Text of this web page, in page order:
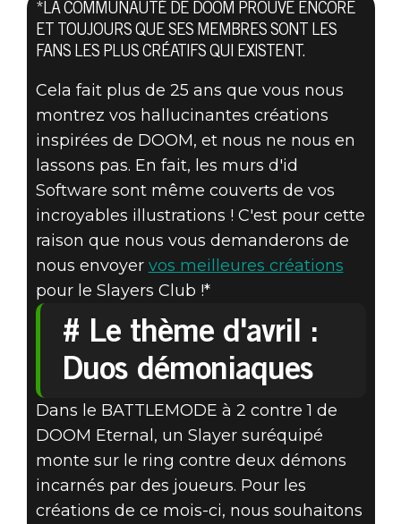
DOOM® Eternal
01 avril 2020
PROPOSEZ VOS
CRÉATIONS
INSPIRÉES DE
DOOM - LE
THÈME D'AVRIL
: DUOS
DÉMONIAQUES
*LA COMMUNAUTÉ DE DOOM PROUVE ENCORE
ET TOUJOURS QUE SES MEMBRES SONT LES
FANS LES PLUS CRÉATIFS QUI EXISTENT.
Cela fait plus de 25 ans que vous nous
montrez vos hallucinantes créations
inspirées de DOOM, et nous ne nous en
lassons pas. En fait, les murs d'id
Software sont même couverts de vos
incroyables illustrations ! C'est pour cette
raison que nous vous demanderons de
nous envoyer vos meilleures créations
pour le Slayers Club !*
# Le thème d'avril :
Duos démoniaques
Dans le BATTLEMODE à 2 contre 1 de
DOOM Eternal, un Slayer suréquipé
monte sur le ring contre deux démons
incarnés par des joueurs. Pour les
créations de ce mois-ci, nous souhaitons